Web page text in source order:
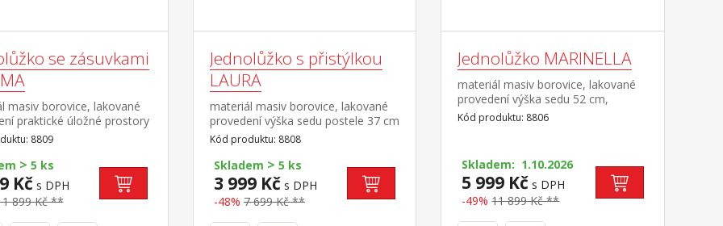
se zásuvkami
masiv borovice, lakované
praktické úložné prostory
(zásuvky a otevřená
roštu (dřevěný laťkový),
není v ceně doporučený
90 × 200 cm (M2,
M12, M24, M26) jako
doporučujeme
8809
> 5 ks
Kč s DPH
899 Kč **
Jednolůžko s přistýlkou
LAURA
materiál masiv borovice, lakované
provedení výška sedu postele 37 cm
dřevěné laťkové rošty jsou v ceně,
matrace nejsou v ceně výsuv
možno využít jako úložný prostor
nebo jako přistýlku doporučená
výška matrace pro přistýlku 10 cm
doporučený rozměr matrací 90 ×
200 cm
Kód produktu: 8808
Skladem > 5 ks
3 999 Kč s DPH
-48% 7 699 Kč **
Jednolůžko MARINELLA
materiál masiv borovice, lakované
provedení výška sedu 52 cm,
praktické úložné prostory pod
postelí (3 zásuvky a výsuv) jsou v
laťkový) bez matrace, doporučený
rozměr matrace 90 × 200 cm
doporučená výška matrace pro
přistýlku je do 10 cm
Kód produktu: 8806
Skladem: 1.10.2026
5 999 Kč s DPH
-49% 11 899 Kč **